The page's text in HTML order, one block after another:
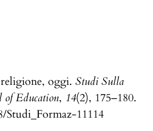
oggi. Studi Sulla
of Education, 14(2), 175–180.
11114